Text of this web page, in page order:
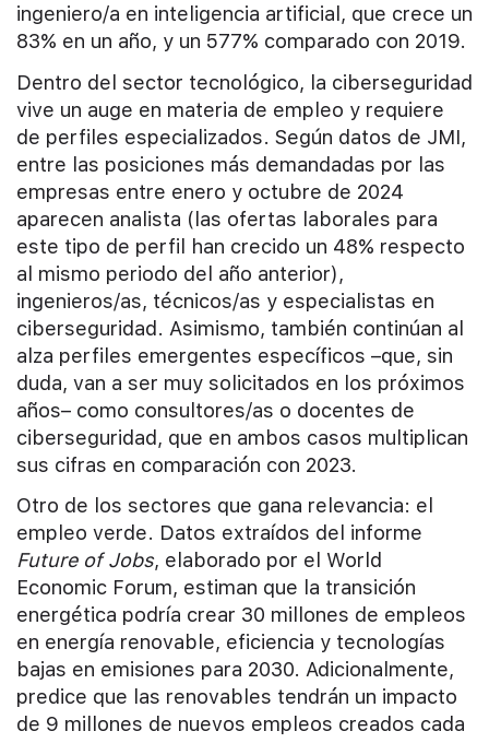
ingeniero/a en inteligencia artificial, que crece un
83% en un año, y un 577% comparado con 2019.
Dentro del sector tecnológico, la ciberseguridad
vive un auge en materia de empleo y requiere
de perfiles especializados. Según datos de JMI,
entre las posiciones más demandadas por las
empresas entre enero y octubre de 2024
aparecen analista (las ofertas laborales para
este tipo de perfil han crecido un 48% respecto
al mismo periodo del año anterior),
ingenieros/as, técnicos/as y especialistas en
ciberseguridad. Asimismo, también continúan al
alza perfiles emergentes específicos –que, sin
duda, van a ser muy solicitados en los próximos
años– como consultores/as o docentes de
ciberseguridad, que en ambos casos multiplican
sus cifras en comparación con 2023.
Otro de los sectores que gana relevancia: el
empleo verde. Datos extraídos del informe
Future of Jobs, elaborado por el World
Economic Forum, estiman que la transición
energética podría crear 30 millones de empleos
en energía renovable, eficiencia y tecnologías
bajas en emisiones para 2030. Adicionalmente,
predice que las renovables tendrán un impacto
de 9 millones de nuevos empleos creados cada